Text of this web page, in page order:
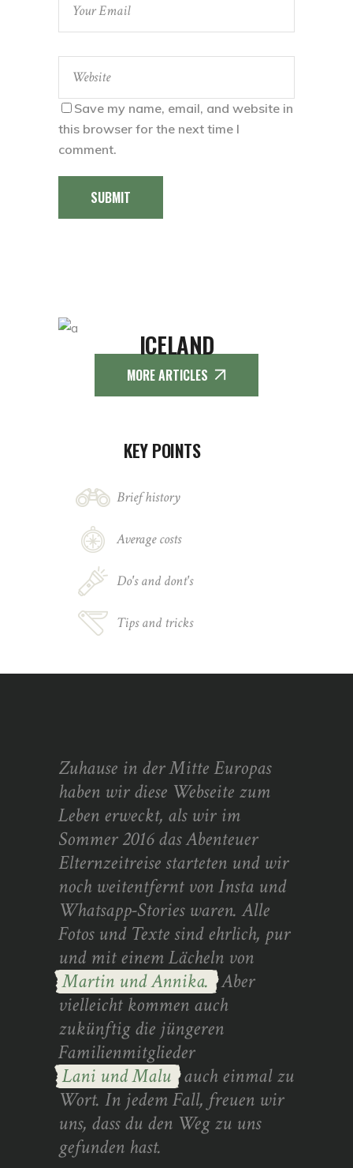
Save my name, email, and website in
this browser for the next time I
comment.
SUBMIT
ICELAND
MORE ARTICLES
KEY POINTS
Brief history
Average costs
Do's and dont's
Tips and tricks
Zuhause in der Mitte Europas
haben wir diese Webseite zum
Leben erweckt, als wir im
Sommer 2016 das Abenteuer
Elternzeitreise starteten und wir
noch weitentfernt von Insta und
Whatsapp-Stories waren. Alle
Fotos und Texte sind ehrlich, pur
und mit einem Lächeln von
Martin und Annika. Aber
vielleicht kommen auch
zukünftig die jüngeren
Familienmitglieder
Lani und Malu auch einmal zu
Wort. In jedem Fall, freuen wir
uns, dass du den Weg zu uns
gefunden hast.